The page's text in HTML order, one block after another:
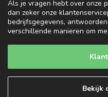
Als je vragen hebt over onze
dan zeker onze
bedrijfsgegevens,
verschillende manieren om
Bekijk